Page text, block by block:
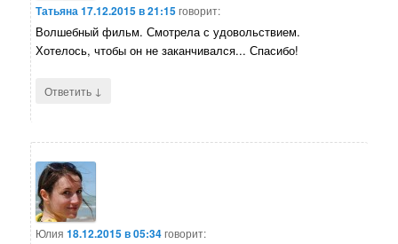
Татьяна17.12.2015 в 21:15говорит:
Волшебный фильм. Смотрела с удовольствием.
Хотелось, чтобы он не заканчивался... Спасибо!
Ответить ↓
Юлия 18.12.2015 в 05:34говорит: